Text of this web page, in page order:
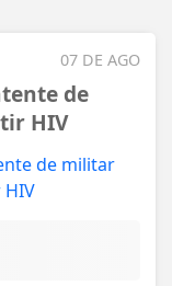
07 DE AGO
de
HIV